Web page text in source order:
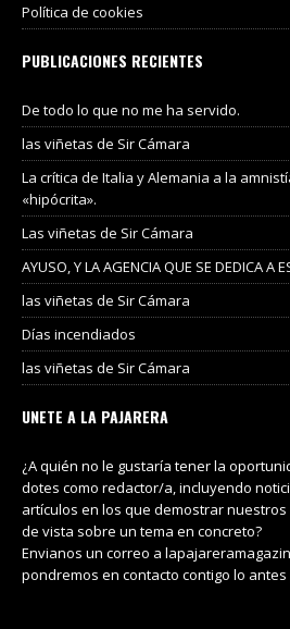
Política de cookies
PUBLICACIONES RECIENTES
De todo lo que no me ha servido.
las viñetas de Sir Cámara
La crítica de Italia y Alemania a la
«hipócrita».
Las viñetas de Sir Cámara
AYUSO, Y LA AGENCIA QUE SE DEDICA A
las viñetas de Sir Cámara
Días incendiados
las viñetas de Sir Cámara
UNETE A LA PAJARERA
¿A quién no le gustaría tener la
dotes como redactor/a, incluyendo
artículos en los que demostrar
de vista sobre un tema en concreto?
Envianos un correo a
pondremos en contacto contigo lo antes